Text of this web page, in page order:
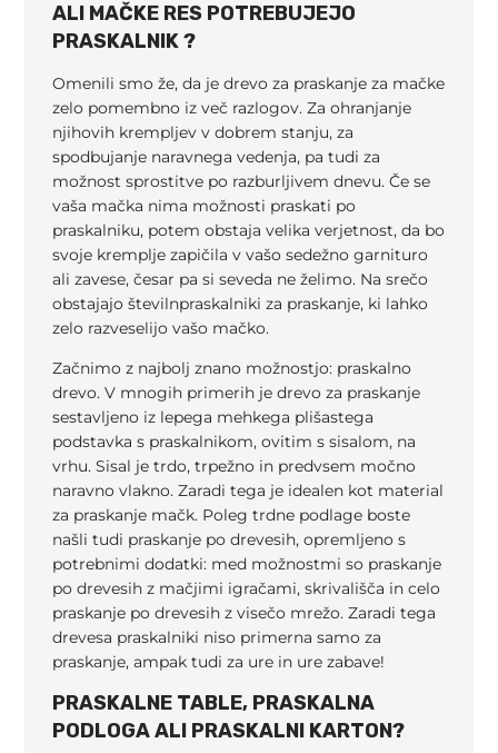
ALI MAČKE RES POTREBUJEJO
PRASKALNIK ?
Omenili smo že, da je drevo za praskanje za mačke
zelo pomembno iz več razlogov. Za ohranjanje
njihovih krempljev v dobrem stanju, za
spodbujanje naravnega vedenja, pa tudi za
možnost sprostitve po razburljivem dnevu. Če se
vaša mačka nima možnosti praskati po
praskalniku, potem obstaja velika verjetnost, da bo
svoje kremplje zapičila v vašo sedežno garnituro
ali zavese, česar pa si seveda ne želimo. Na srečo
obstajajo številnpraskalniki za praskanje, ki lahko
zelo razveselijo vašo mačko.
Začnimo z najbolj znano možnostjo: praskalno
drevo. V mnogih primerih je drevo za praskanje
sestavljeno iz lepega mehkega plišastega
podstavka s praskalnikom, ovitim s sisalom, na
vrhu. Sisal je trdo, trpežno in predvsem močno
naravno vlakno. Zaradi tega je idealen kot material
za praskanje mačk. Poleg trdne podlage boste
našli tudi praskanje po drevesih, opremljeno s
potrebnimi dodatki: med možnostmi so praskanje
po drevesih z mačjimi igračami, skrivališča in celo
praskanje po drevesih z visečo mrežo. Zaradi tega
drevesa praskalniki niso primerna samo za
praskanje, ampak tudi za ure in ure zabave!
PRASKALNE TABLE, PRASKALNA
PODLOGA ALI PRASKALNI KARTON?